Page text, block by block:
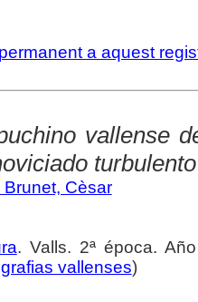
a aquest
vallense
turbulento
Brunet, Cèsar
. Valls. 2ª época.
vallenses)